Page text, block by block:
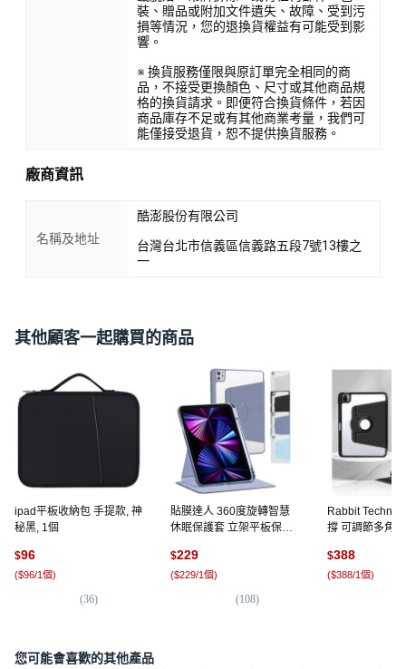
裝、贈品或附加文件遺失、故障、受到污
損等情況，您的退換貨權益有可能受到影
響。
※ 換貨服務僅限與原訂單完全相同的商
品，不接受更換顏色、尺寸或其他商品規
格的換貨請求。即便符合換貨條件，若因
商品庫存不足或有其他商業考量，我們可
能僅接受退貨，恕不提供換貨服務。
廠商資訊
名稱及地址
酷澎股份有限公司
台灣台北市信義區信義路五段7號13樓之
一
其他顧客一起購買的商品
ipad平板收納包 手提款, 神
秘黑, 1個
$96
($96/1個)
(36)
貼膜達人 360度旋轉智慧
休眠保護套 立架平板保護
$229
($229/1個)
(108)
Rabbit
撐 可調節多角
克力-優雅黑
11吋, 1個
$388
($388/1個)
您可能會喜歡的其他產品